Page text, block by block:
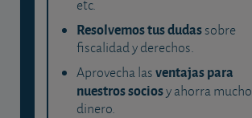
etc.
Resolvemos tus dudassobre
fiscalidad y derechos.
Aprovecha lasventajas para
nuestros sociosy ahorra mucho
dinero.